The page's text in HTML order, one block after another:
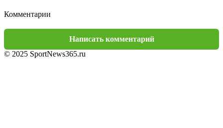
Комментарии
Написать комментарий
© 2025 SportNews365.ru